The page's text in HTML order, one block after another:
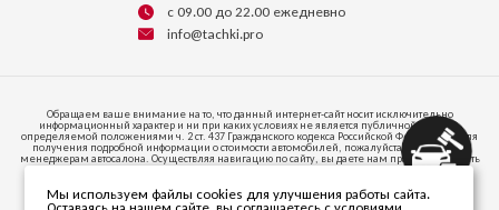
с 09.00 до 22.00 ежедневно
info@tachki.pro
Обращаем ваше внимание на то, что данный интернет-сайт носит исключительно
информационный характер и ни при каких условиях не является публичной офертой,
определяемой положениями ч. 2 ст. 437 Гражданского кодекса Российской Федерации. Для
получения подробной информации о стоимости автомобилей, пожалуйста, обратитесь к
менеджерам автосалона. Осуществляя навигацию по сайту, вы даете нам право запоминать
и иметь доступ к куки-файлам на вашем устройстве доступа к интернету.
664047, ИРКУТСКАЯ ОБЛАСТЬ, Г.О. ГОРОД ИРКУТСК, Г ИРКУТСК, УЛ СОВЕТСКАЯ, СТР. 58/1,
Мы используем файлы cookies для улучшения работы сайта.